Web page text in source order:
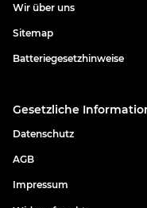
Wir über uns
Sitemap
Batteriegesetzhinweise
Gesetzliche
Datenschutz
AGB
Impressum